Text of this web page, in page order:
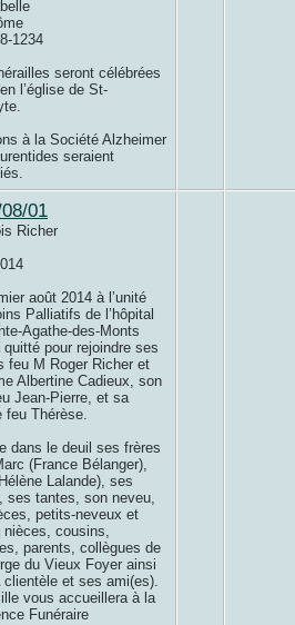
1234
seront célébrées
l’église de St-
à la Société Alzheimer
seraient
01
Richer
août 2014 à l’unité
Palliatifs de l’hôpital
Agathe-des-Monts
quitté pour rejoindre ses
feu M Roger Richer et
Albertine Cadieux, son
Jean-Pierre, et sa
feu Thérèse.
dans le deuil ses frères
(France Bélanger),
Lalande), ses
ses tantes, son neveu,
petits-neveux et
nièces, cousins,
parents, collègues de
du Vieux Foyer ainsi
clientèle et ses ami(es).
vous accueillera à la
Funéraire